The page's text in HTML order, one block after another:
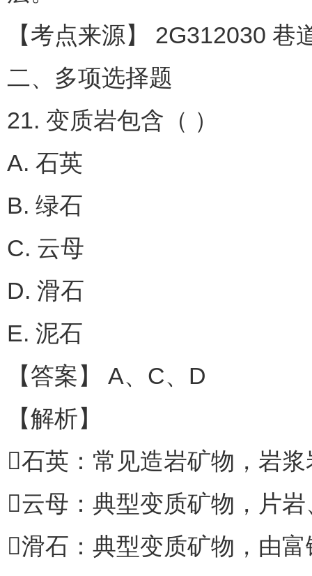
【考点来源】 2G312030
二、多项选择题
21. 变质岩包含（ ）
A. 石英
B. 绿石
C. 云母
D. 滑石
E. 泥石
【答案】 A、C、D
【解析】
石英：常见造岩矿物，岩
云母：典型变质矿物，片
滑石：典型变质矿物，由